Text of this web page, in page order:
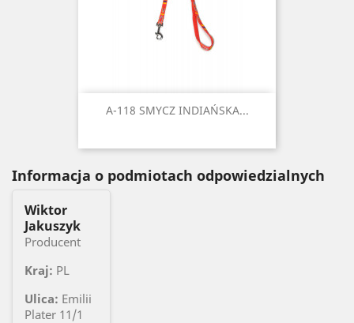
A-118 SMYCZ INDIAŃSKA...
Informacja o podmiotach odpowiedzialnych
Wiktor
Jakuszyk
Producent
Kraj: PL
Ulica: Emilii
Plater 11/1